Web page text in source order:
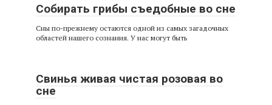
Собирать грибы съедобные во сне
Сны по-прежнему остаются одной из самых загадочных
областей нашего сознания. У нас могут быть
Свинья живая чистая розовая во
сне